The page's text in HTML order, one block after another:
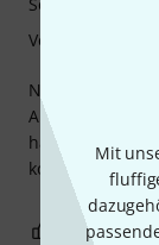
Mit
Nichts für
Ansonsten
habe weil ich
konnte.
Verarbeitung
0